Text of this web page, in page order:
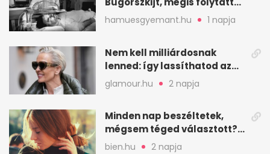
a munkát
hamuesgyemant.hu 1 napja
Nem kell milliárdosnak
lenned: így lassíthatod az
öregedést a biológus szerint
glamour.hu 2 napja
Minden nap beszéltetek,
mégsem téged választott?
Ez az érzelmi csapda
bien.hu 2 napja